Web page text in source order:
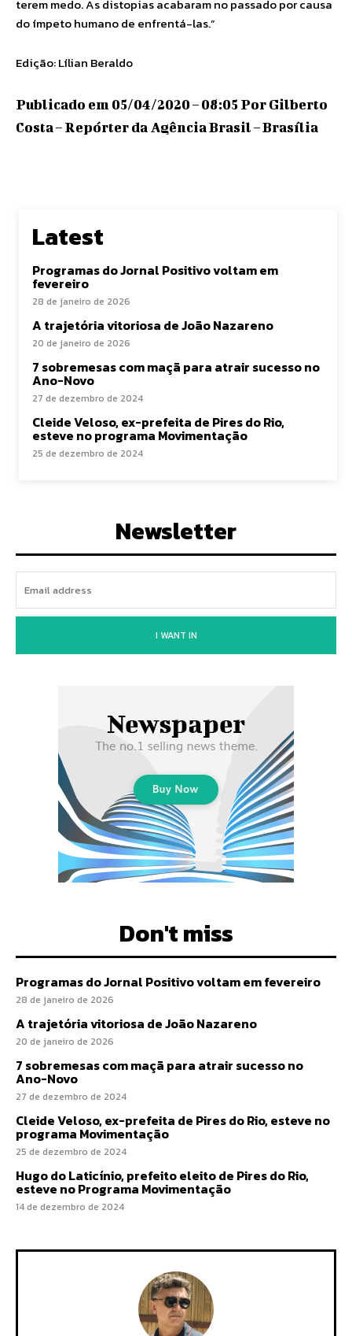
terem medo. As distopias acabaram no passado por causa
do ímpeto humano de enfrentá-las.”
Edição: Lílian Beraldo
Publicado em 05/04/2020 – 08:05 Por Gilberto
Costa – Repórter da Agência Brasil – Brasília
Latest
Programas do Jornal Positivo voltam em
fevereiro
28 de janeiro de 2026
A trajetória vitoriosa de João Nazareno
20 de janeiro de 2026
7 sobremesas com maçã para atrair sucesso no
Ano-Novo
27 de dezembro de 2024
Cleide Veloso, ex-prefeita de Pires do Rio,
esteve no programa Movimentação
25 de dezembro de 2024
Newsletter
I WANT IN
Don't miss
Programas do Jornal Positivo voltam em fevereiro
28 de janeiro de 2026
A trajetória vitoriosa de João Nazareno
20 de janeiro de 2026
7 sobremesas com maçã para atrair sucesso no
Ano-Novo
27 de dezembro de 2024
Cleide Veloso, ex-prefeita de Pires do Rio, esteve no
programa Movimentação
25 de dezembro de 2024
Hugo do Laticínio, prefeito eleito de Pires do Rio,
esteve no Programa Movimentação
14 de dezembro de 2024